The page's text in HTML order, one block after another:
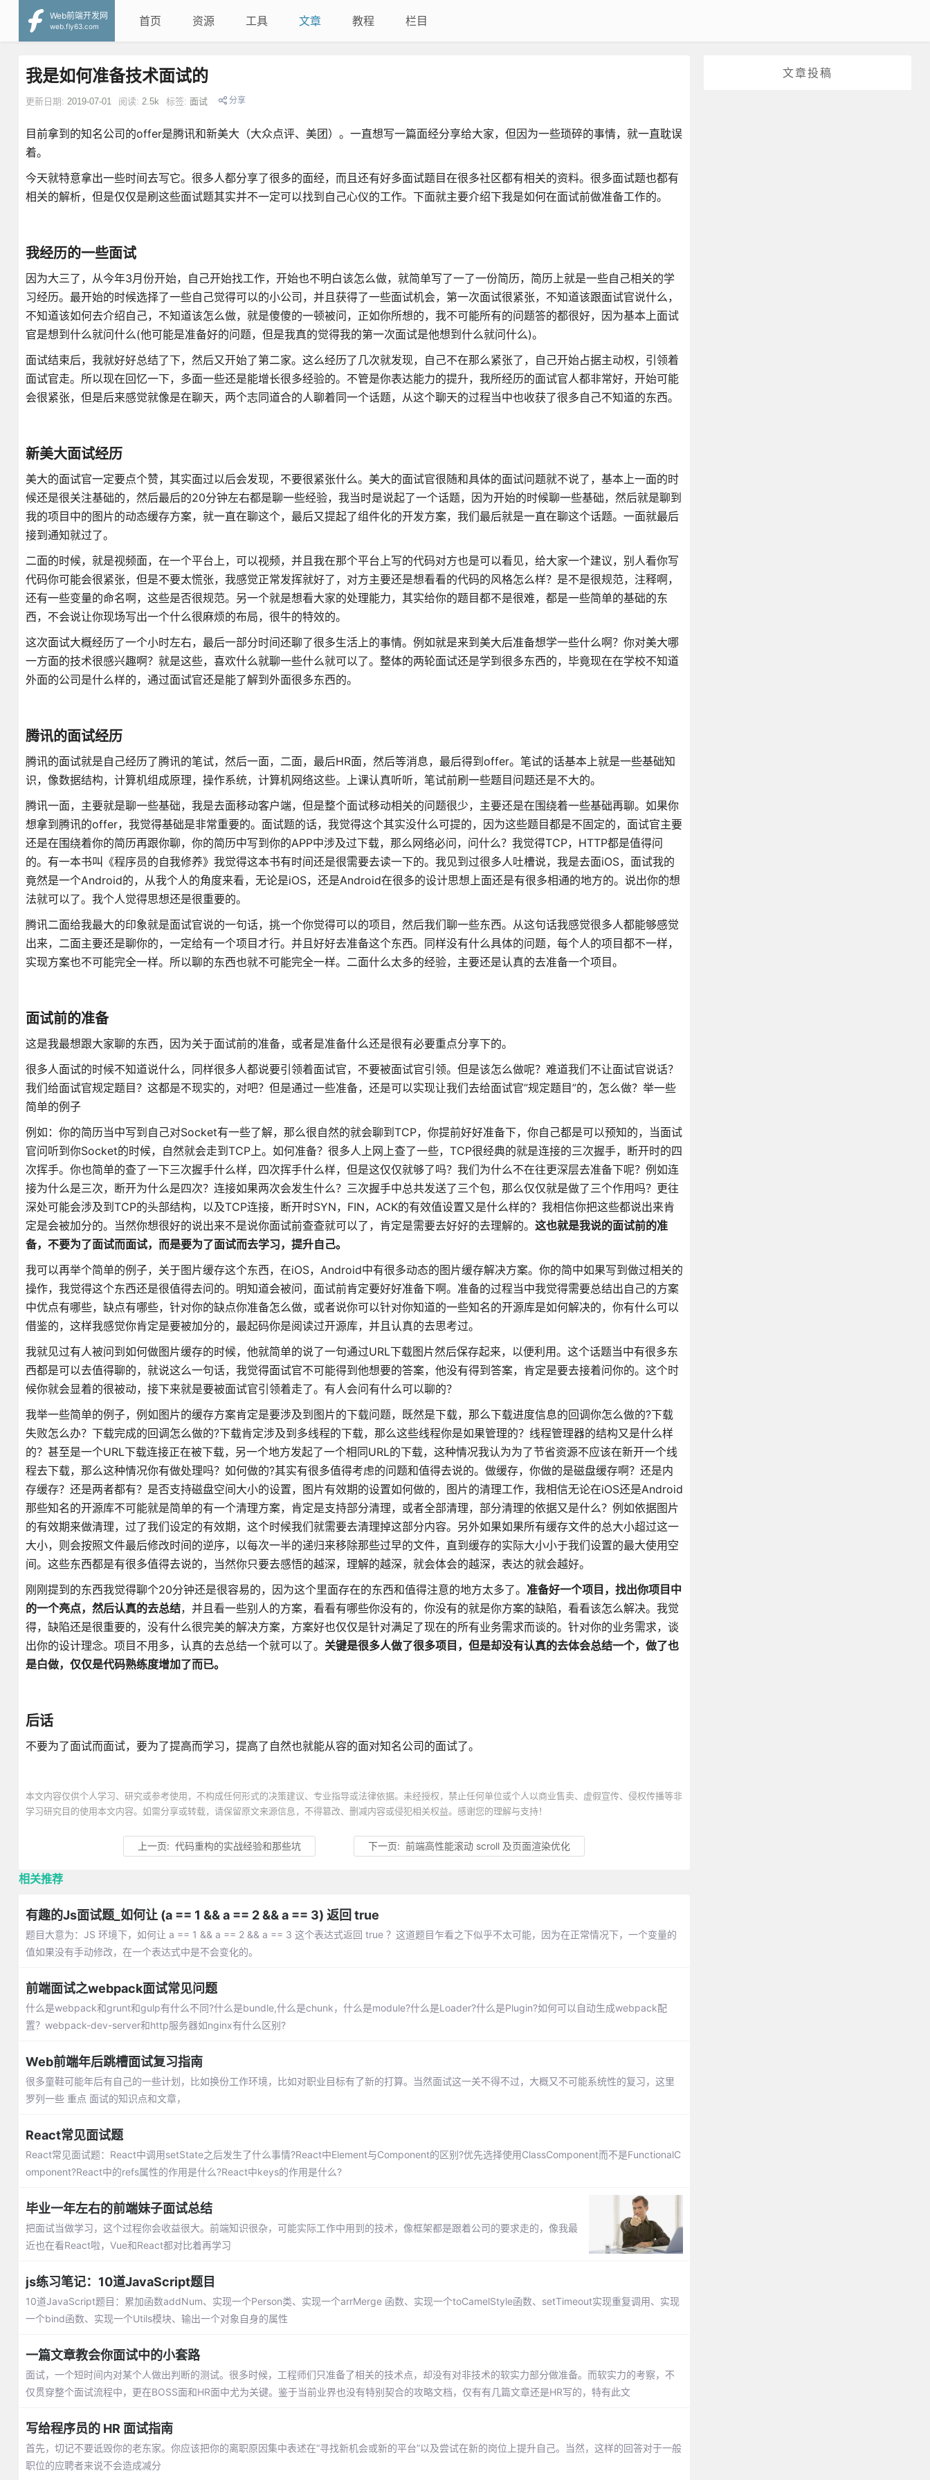
Web前端开发网
web.fly63.com
首页 资源 工具 文章 教程 栏目
文章投稿
我是如何准备技术面试的
更新日期: 2019-07-01 阅读: 2.5k 标签: 面试 分享
目前拿到的知名公司的offer是腾讯和新美大（大众点评、美团）。一直想写一篇面经分享给大家，但因为一些琐碎的事情，就一直耽误
着。
今天就特意拿出一些时间去写它。很多人都分享了很多的面经，而且还有好多面试题目在很多社区都有相关的资料。很多面试题也都有
相关的解析，但是仅仅是刷这些面试题其实并不一定可以找到自己心仪的工作。下面就主要介绍下我是如何在面试前做准备工作的。
我经历的一些面试
因为大三了，从今年3月份开始，自己开始找工作，开始也不明白该怎么做，就简单写了一了一份简历，简历上就是一些自己相关的学
习经历。最开始的时候选择了一些自己觉得可以的小公司，并且获得了一些面试机会，第一次面试很紧张，不知道该跟面试官说什么，
不知道该如何去介绍自己，不知道该怎么做，就是傻傻的一顿被问，正如你所想的，我不可能所有的问题答的都很好，因为基本上面试
官是想到什么就问什么(他可能是准备好的问题，但是我真的觉得我的第一次面试是他想到什么就问什么)。
面试结束后，我就好好总结了下，然后又开始了第二家。这么经历了几次就发现，自己不在那么紧张了，自己开始占据主动权，引领着
面试官走。所以现在回忆一下，多面一些还是能增长很多经验的。不管是你表达能力的提升，我所经历的面试官人都非常好，开始可能
会很紧张，但是后来感觉就像是在聊天，两个志同道合的人聊着同一个话题，从这个聊天的过程当中也收获了很多自己不知道的东西。
新美大面试经历
美大的面试官一定要点个赞，其实面过以后会发现，不要很紧张什么。美大的面试官很随和具体的面试问题就不说了，基本上一面的时
候还是很关注基础的，然后最后的20分钟左右都是聊一些经验，我当时是说起了一个话题，因为开始的时候聊一些基础，然后就是聊到
我的项目中的图片的动态缓存方案，就一直在聊这个，最后又提起了组件化的开发方案，我们最后就是一直在聊这个话题。一面就最后
接到通知就过了。
二面的时候，就是视频面，在一个平台上，可以视频，并且我在那个平台上写的代码对方也是可以看见，给大家一个建议，别人看你写
代码你可能会很紧张，但是不要太慌张，我感觉正常发挥就好了，对方主要还是想看看的代码的风格怎么样？是不是很规范，注释啊，
还有一些变量的命名啊，这些是否很规范。另一个就是想看大家的处理能力，其实给你的题目都不是很难，都是一些简单的基础的东
西，不会说让你现场写出一个什么很麻烦的布局，很牛的特效的。
这次面试大概经历了一个小时左右，最后一部分时间还聊了很多生活上的事情。例如就是来到美大后准备想学一些什么啊？你对美大哪
一方面的技术很感兴趣啊？就是这些，喜欢什么就聊一些什么就可以了。整体的两轮面试还是学到很多东西的，毕竟现在在学校不知道
外面的公司是什么样的，通过面试官还是能了解到外面很多东西的。
腾讯的面试经历
腾讯的面试就是自己经历了腾讯的笔试，然后一面，二面，最后HR面，然后等消息，最后得到offer。笔试的话基本上就是一些基础知
识，像数据结构，计算机组成原理，操作系统，计算机网络这些。上课认真听听，笔试前刷一些题目问题还是不大的。
腾讯一面，主要就是聊一些基础，我是去面移动客户端，但是整个面试移动相关的问题很少，主要还是在围绕着一些基础再聊。如果你
想拿到腾讯的offer，我觉得基础是非常重要的。面试题的话，我觉得这个其实没什么可提的，因为这些题目都是不固定的，面试官主要
还是在围绕着你的简历再跟你聊，你的简历中写到你的APP中涉及过下载，那么网络必问，问什么？我觉得TCP，HTTP都是值得问
的。有一本书叫《程序员的自我修养》我觉得这本书有时间还是很需要去读一下的。我见到过很多人吐槽说，我是去面iOS，面试我的
竟然是一个Android的，从我个人的角度来看，无论是iOS，还是Android在很多的设计思想上面还是有很多相通的地方的。说出你的想
法就可以了。我个人觉得思想还是很重要的。
腾讯二面给我最大的印象就是面试官说的一句话，挑一个你觉得可以的项目，然后我们聊一些东西。从这句话我感觉很多人都能够感觉
出来，二面主要还是聊你的，一定给有一个项目才行。并且好好去准备这个东西。同样没有什么具体的问题，每个人的项目都不一样，
实现方案也不可能完全一样。所以聊的东西也就不可能完全一样。二面什么太多的经验，主要还是认真的去准备一个项目。
面试前的准备
这是我最想跟大家聊的东西，因为关于面试前的准备，或者是准备什么还是很有必要重点分享下的。
很多人面试的时候不知道说什么，同样很多人都说要引领着面试官，不要被面试官引领。但是该怎么做呢？难道我们不让面试官说话？
我们给面试官规定题目？这都是不现实的，对吧？但是通过一些准备，还是可以实现让我们去给面试官”规定题目”的，怎么做？举一些
简单的例子
例如：你的简历当中写到自己对Socket有一些了解，那么很自然的就会聊到TCP，你提前好好准备下，你自己都是可以预知的，当面试
官问听到你Socket的时候，自然就会走到TCP上。如何准备？很多人上网上查了一些，TCP很经典的就是连接的三次握手，断开时的四
次挥手。你也简单的查了一下三次握手什么样，四次挥手什么样，但是这仅仅就够了吗？我们为什么不在往更深层去准备下呢？例如连
接为什么是三次，断开为什么是四次？连接如果两次会发生什么？三次握手中总共发送了三个包，那么仅仅就是做了三个作用吗？更往
深处可能会涉及到TCP的头部结构，以及TCP连接，断开时SYN，FIN，ACK的有效值设置又是什么样的？我相信你把这些都说出来肯
定是会被加分的。当然你想很好的说出来不是说你面试前查查就可以了，肯定是需要去好好的去理解的。 这也就是我说的面试前的准
备，不要为了面试而面试，而是要为了面试而去学习，提升自己。
我可以再举个简单的例子，关于图片缓存这个东西，在iOS，Android中有很多动态的图片缓存解决方案。你的简中如果写到做过相关的
操作，我觉得这个东西还是很值得去问的。明知道会被问，面试前肯定要好好准备下啊。准备的过程当中我觉得需要总结出自己的方案
中优点有哪些，缺点有哪些，针对你的缺点你准备怎么做，或者说你可以针对你知道的一些知名的开源库是如何解决的，你有什么可以
借鉴的，这样我感觉你肯定是要被加分的，最起码你是阅读过开源库，并且认真的去思考过。
我就见过有人被问到如何做图片缓存的时候，他就简单的说了一句通过URL下载图片然后保存起来，以便利用。这个话题当中有很多东
西都是可以去值得聊的，就说这么一句话，我觉得面试官不可能得到他想要的答案，他没有得到答案，肯定是要去接着问你的。这个时
候你就会显着的很被动，接下来就是要被面试官引领着走了。有人会问有什么可以聊的？
我举一些简单的例子，例如图片的缓存方案肯定是要涉及到图片的下载问题，既然是下载，那么下载进度信息的回调你怎么做的?下载
失败怎么办？下载完成的回调怎么做的?下载肯定涉及到多线程的下载，那么这些线程你是如果管理的？线程管理器的结构又是什么样
的？甚至是一个URL下载连接正在被下载，另一个地方发起了一个相同URL的下载，这种情况我认为为了节省资源不应该在新开一个线
程去下载，那么这种情况你有做处理吗？如何做的?其实有很多值得考虑的问题和值得去说的。做缓存，你做的是磁盘缓存啊？还是内
存缓存？还是两者都有？是否支持磁盘空间大小的设置，图片有效期的设置如何做的，图片的清理工作，我相信无论在iOS还是Android
那些知名的开源库不可能就是简单的有一个清理方案，肯定是支持部分清理，或者全部清理，部分清理的依据又是什么？例如依据图片
的有效期来做清理，过了我们设定的有效期，这个时候我们就需要去清理掉这部分内容。另外如果如果所有缓存文件的总大小超过这一
大小，则会按照文件最后修改时间的逆序，以每次一半的递归来移除那些过早的文件，直到缓存的实际大小小于我们设置的最大使用空
间。这些东西都是有很多值得去说的，当然你只要去感悟的越深，理解的越深，就会体会的越深，表达的就会越好。
刚刚提到的东西我觉得聊个20分钟还是很容易的，因为这个里面存在的东西和值得注意的地方太多了。 准备好一个项目，找出你项目中
的一个亮点，然后认真的去总结，并且看一些别人的方案，看看有哪些你没有的，你没有的就是你方案的缺陷，看看该怎么解决。我觉
得，缺陷还是很重要的，没有什么很完美的解决方案，方案好也仅仅是针对满足了现在的所有业务需求而谈的。针对你的业务需求，谈
出你的设计理念。项目不用多，认真的去总结一个就可以了。 关键是很多人做了很多项目，但是却没有认真的去体会总结一个，做了也
是白做，仅仅是代码熟练度增加了而已。
后话
不要为了面试而面试，要为了提高而学习，提高了自然也就能从容的面对知名公司的面试了。
本文内容仅供个人学习、研究或参考使用，不构成任何形式的决策建议、专业指导或法律依据。未经授权，禁止任何单位或个人以商业售卖、虚假宣传、侵权传播等非
学习研究目的使用本文内容。如需分享或转载，请保留原文来源信息，不得篡改、删减内容或侵犯相关权益。感谢您的理解与支持！
上一页:代码重构的实战经验和那些坑 下一页:前端高性能滚动 scroll 及页面渲染优化
相关推荐
有趣的Js面试题_如何让 (a == 1 && a == 2 && a == 3) 返回 true
题目大意为：JS 环境下，如何让 a == 1 && a == 2 && a == 3 这个表达式返回 true ？这道题目乍看之下似乎不太可能，因为在正常情况下，一个变量的
值如果没有手动修改，在一个表达式中是不会变化的。
前端面试之webpack面试常见问题
什么是webpack和grunt和gulp有什么不同?什么是bundle,什么是chunk，什么是module?什么是Loader?什么是Plugin?如何可以自动生成webpack配
置？webpack-dev-server和http服务器如nginx有什么区别?
Web前端年后跳槽面试复习指南
很多童鞋可能年后有自己的一些计划，比如换份工作环境，比如对职业目标有了新的打算。当然面试这一关不得不过，大概又不可能系统性的复习，这里
罗列一些 重点 面试的知识点和文章，
React常见面试题
React常见面试题：React中调用setState之后发生了什么事情?React中Element与Component的区别?优先选择使用ClassComponent而不是FunctionalC
omponent?React中的refs属性的作用是什么?React中keys的作用是什么?
毕业一年左右的前端妹子面试总结
把面试当做学习，这个过程你会收益很大。前端知识很杂，可能实际工作中用到的技术，像框架都是跟着公司的要求走的，像我最
近也在看React啦，Vue和React都对比着再学习
js练习笔记：10道JavaScript题目
10道JavaScript题目：累加函数addNum、实现一个Person类、实现一个arrMerge 函数、实现一个toCamelStyle函数、setTimeout实现重复调用、实现
一个bind函数、实现一个Utils模块、输出一个对象自身的属性
一篇文章教会你面试中的小套路
面试，一个短时间内对某个人做出判断的测试。很多时候，工程师们只准备了相关的技术点，却没有对非技术的软实力部分做准备。而软实力的考察，不
仅贯穿整个面试流程中，更在BOSS面和HR面中尤为关键。鉴于当前业界也没有特别契合的攻略文档，仅有有几篇文章还是HR写的，特有此文
写给程序员的 HR 面试指南
首先，切记不要诋毁你的老东家。你应该把你的离职原因集中表述在“寻找新机会或新的平台”以及尝试在新的岗位上提升自己。当然，这样的回答对于一般
职位的应聘者来说不会造成减分